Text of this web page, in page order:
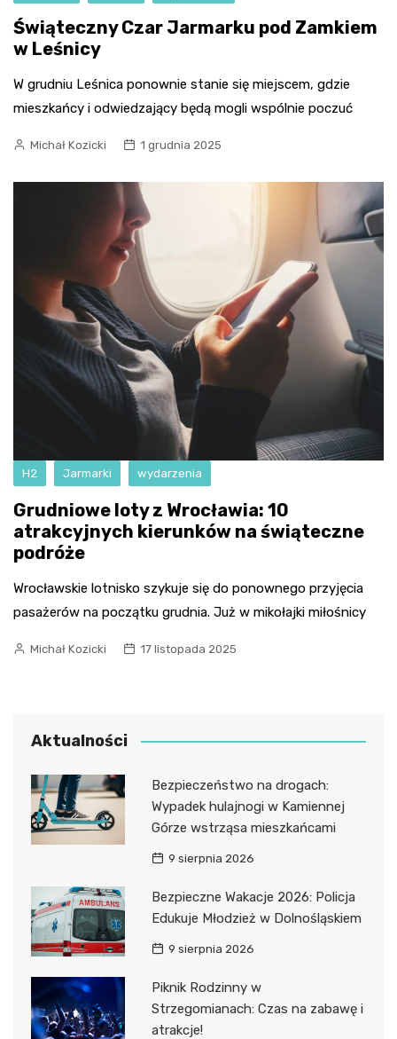
Świąteczny Czar Jarmarku pod Zamkiem
w Leśnicy
W grudniu Leśnica ponownie stanie się miejscem, gdzie
mieszkańcy i odwiedzający będą mogli wspólnie poczuć
Michał Kozicki 1 grudnia 2025
H2 Jarmarki wydarzenia
Grudniowe loty z Wrocławia: 10
atrakcyjnych kierunków na świąteczne
podróże
Wrocławskie lotnisko szykuje się do ponownego przyjęcia
pasażerów na początku grudnia. Już w mikołajki miłośnicy
Michał Kozicki 17 listopada 2025
Aktualności
Bezpieczeństwo na drogach:
Wypadek hulajnogi w Kamiennej
Górze wstrząsa mieszkańcami
9 sierpnia 2026
Bezpieczne Wakacje 2026: Policja
Edukuje Młodzież w Dolnośląskiem
9 sierpnia 2026
Piknik Rodzinny w
Strzegomianach: Czas na zabawę i
atrakcje!